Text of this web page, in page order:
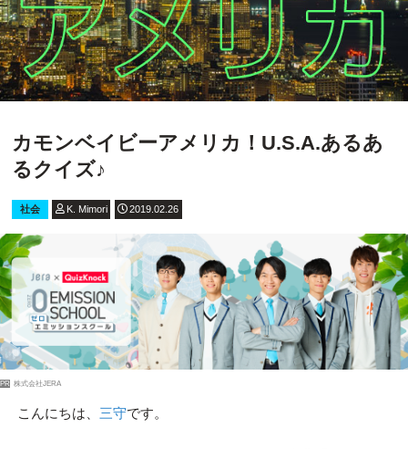
カモンベイビーアメリカ！U.S.A.あるあ
るクイズ♪
社会 K. Mimori 2019.02.26
PR 株式会社JERA
こんにちは、 三守です。